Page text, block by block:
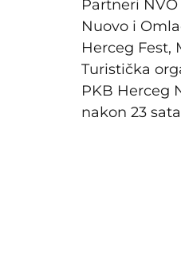
Partneri
Nuovo i
Herceg Fest,
Turistička
PKB Herceg
nakon 23